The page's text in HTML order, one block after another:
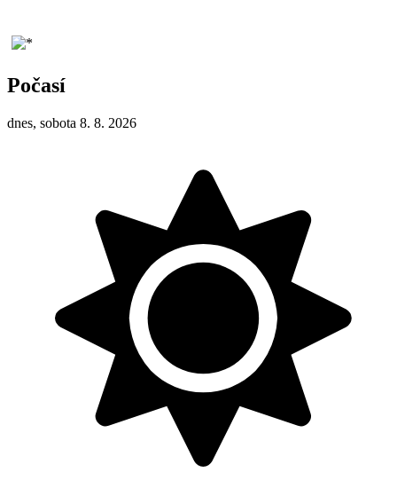
Počasí
dnes, sobota 8. 8. 2026